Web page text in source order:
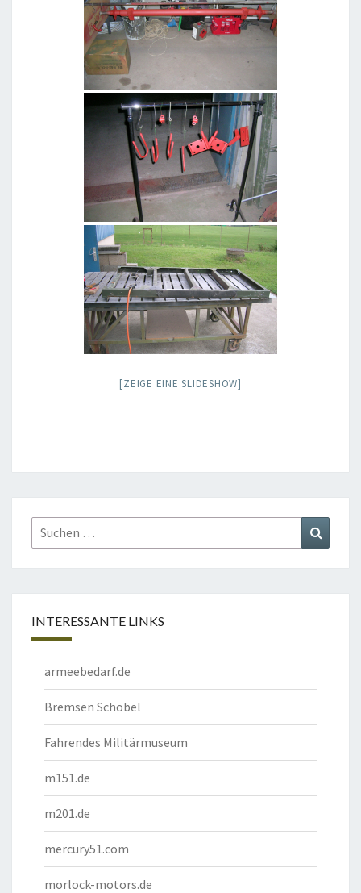
[ZEIGE EINE SLIDESHOW]
Suchen
nach:
INTERESSANTE LINKS
armeebedarf.de
Bremsen Schöbel
Fahrendes Militärmuseum
m151.de
m201.de
mercury51.com
morlock-motors.de